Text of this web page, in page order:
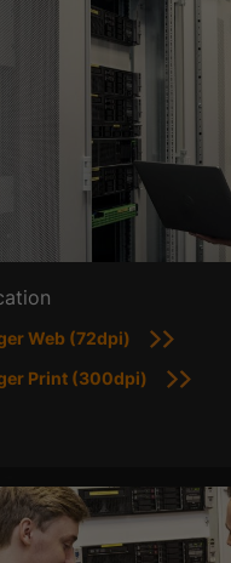
Web (72dpi)
Print (300dpi)